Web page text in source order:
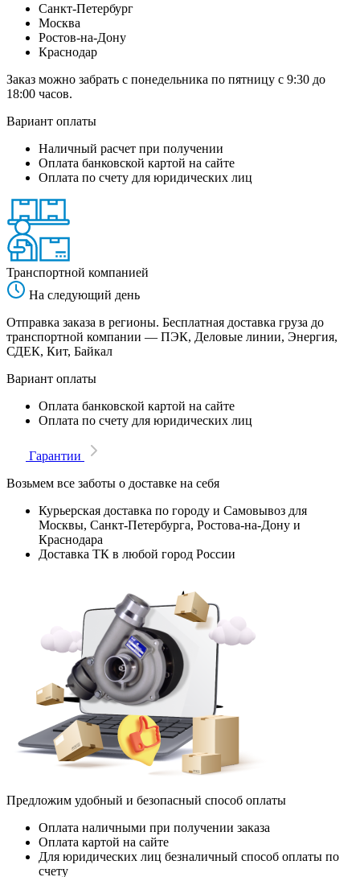
Санкт-Петербург
Москва
Ростов-на-Дону
Краснодар
Заказ можно забрать с понедельника по пятницу с 9:30 до
18:00 часов.
Вариант оплаты
Наличный расчет при получении
Оплата банковской картой на сайте
Оплата по счету для юридических лиц
Транспортной компанией
На следующий день
Отправка заказа в регионы. Бесплатная доставка груза до
транспортной компании — ПЭК, Деловые линии, Энергия,
СДЕК, Кит, Байкал
Вариант оплаты
Оплата банковской картой на сайте
Оплата по счету для юридических лиц
Гарантии
Возьмем все заботы о доставке на себя
Курьерская доставка по городу и Самовывоз для
Москвы, Санкт-Петербурга, Ростова-на-Дону и
Краснодара
Доставка ТК в любой город России
Предложим удобный и безопасный способ оплаты
Оплата наличными при получении заказа
Оплата картой на сайте
Для юридических лиц безналичный способ оплаты по
счету